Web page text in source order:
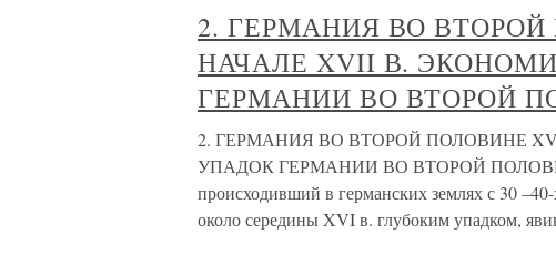
2. ГЕРМАНИЯ ВО
НАЧАЛЕ XVII В.
ГЕРМАНИИ ВО ВТОРОЙ
2. ГЕРМАНИЯ ВО ВТОРОЙ ПОЛОВИНЕ
УПАДОК ГЕРМАНИИ ВО ВТОРОЙ
происходивший в германских землях с 30
около середины XVI в. глубоким упадком,